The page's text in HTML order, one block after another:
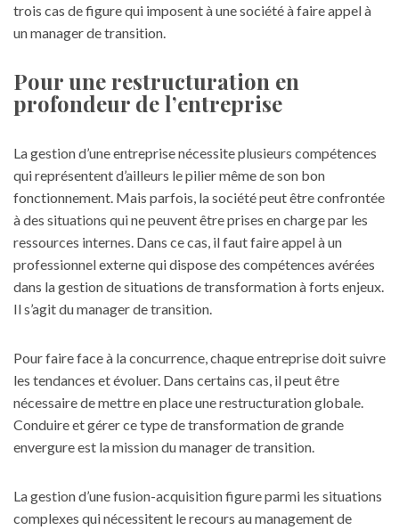
trois cas de figure qui imposent à une société à faire appel à
un manager de transition.
Pour une restructuration en
profondeur de l’entreprise
La gestion d’une entreprise nécessite plusieurs compétences
qui représentent d’ailleurs le pilier même de son bon
fonctionnement. Mais parfois, la société peut être confrontée
à des situations qui ne peuvent être prises en charge par les
ressources internes. Dans ce cas, il faut faire appel à un
professionnel externe qui dispose des compétences avérées
dans la gestion de situations de transformation à forts enjeux.
Il s’agit du manager de transition.
Pour faire face à la concurrence, chaque entreprise doit suivre
les tendances et évoluer. Dans certains cas, il peut être
nécessaire de mettre en place une restructuration globale.
Conduire et gérer ce type de transformation de grande
envergure est la mission du manager de transition.
La gestion d’une fusion-acquisition figure parmi les situations
complexes qui nécessitent le recours au management de